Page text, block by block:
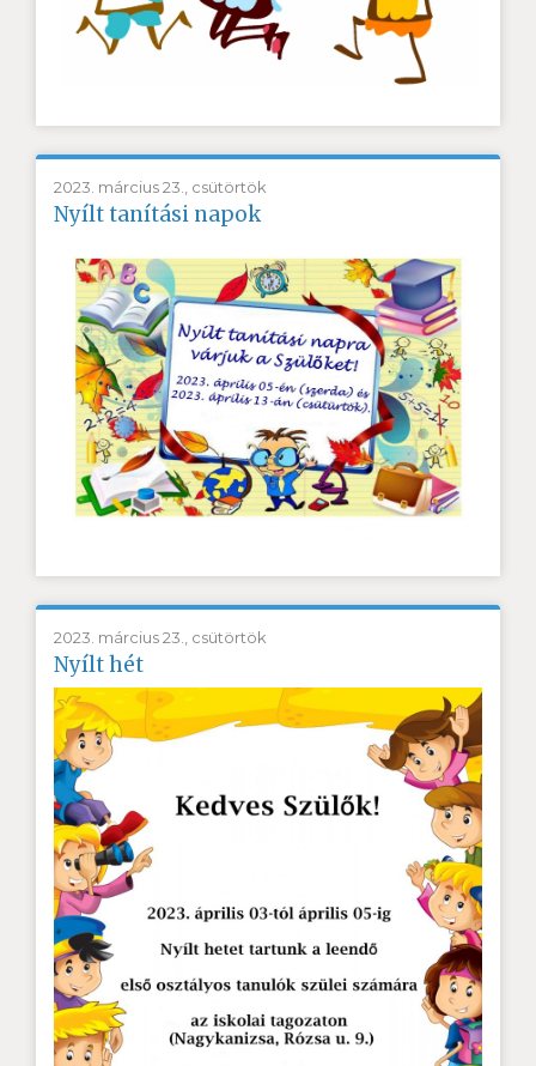
2023. március 23., csütörtök
Nyílt tanítási napok
2023. március 23., csütörtök
Nyílt hét